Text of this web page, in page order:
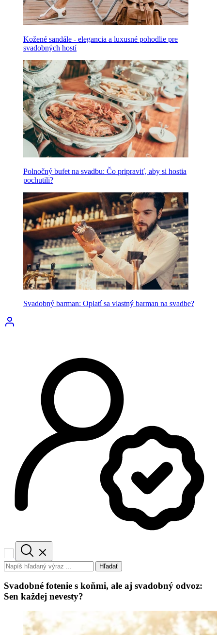
Kožené sandále - elegancia a luxusné pohodlie pre
svadobných hostí
Polnočný bufet na svadbu: Čo pripraviť, aby si hostia
pochutili?
Svadobný barman: Oplatí sa vlastný barman na svadbe?
Hľadať
Svadobné fotenie s koňmi, ale aj svadobný odvoz:
Sen každej nevesty?